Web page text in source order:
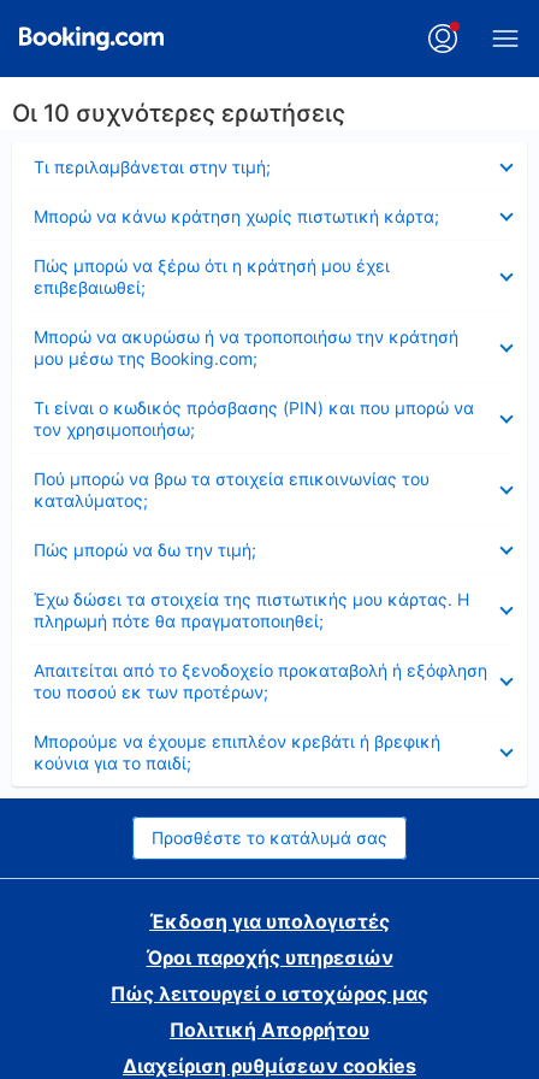
Οι 10 συχνότερες ερωτήσεις
Τι περιλαμβάνεται στην τιμή;
Μπορώ να κάνω κράτηση χωρίς πιστωτική κάρτα;
Πώς μπορώ να ξέρω ότι η κράτησή μου έχει
επιβεβαιωθεί;
Μπορώ να ακυρώσω ή να τροποποιήσω την κράτησή
μου μέσω της Booking.com;
Τι είναι ο κωδικός πρόσβασης (PIN) και που μπορώ να
τον χρησιμοποιήσω;
Πού μπορώ να βρω τα στοιχεία επικοινωνίας του
καταλύματος;
Πώς μπορώ να δω την τιμή;
Έχω δώσει τα στοιχεία της πιστωτικής μου κάρτας. Η
πληρωμή πότε θα πραγματοποιηθεί;
Απαιτείται από το ξενοδοχείο προκαταβολή ή εξόφληση
του ποσού εκ των προτέρων;
Μπορούμε να έχουμε επιπλέον κρεβάτι ή βρεφική
κούνια για το παιδί;
Προσθέστε το κατάλυμά σας
Έκδοση για υπολογιστές
Όροι παροχής υπηρεσιών
Πώς λειτουργεί ο ιστοχώρος μας
Πολιτική Απορρήτου
Διαχείριση ρυθμίσεων cookies